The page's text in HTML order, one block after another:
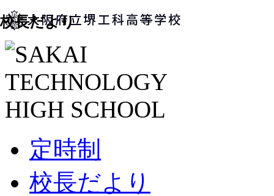
定時制
校長だより
校長だより